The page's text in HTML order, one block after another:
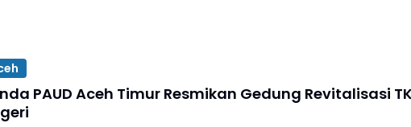
PAUD Aceh Timur Resmikan Gedung Revitalisasi